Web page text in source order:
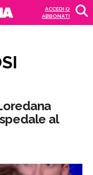
ACCEDI O
ABBONATI
al